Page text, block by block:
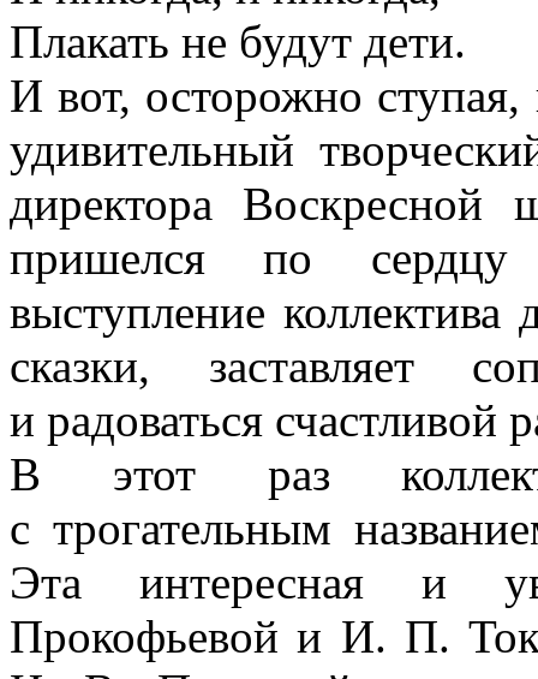
Плакать не будут дети.
И вот, осторожно
удивительный
директора
пришелся по
выступление
сказки, заставляет
и радоваться счастливой
В этот раз
с трогательным
Эта интересная и
Прокофьевой и И. П.